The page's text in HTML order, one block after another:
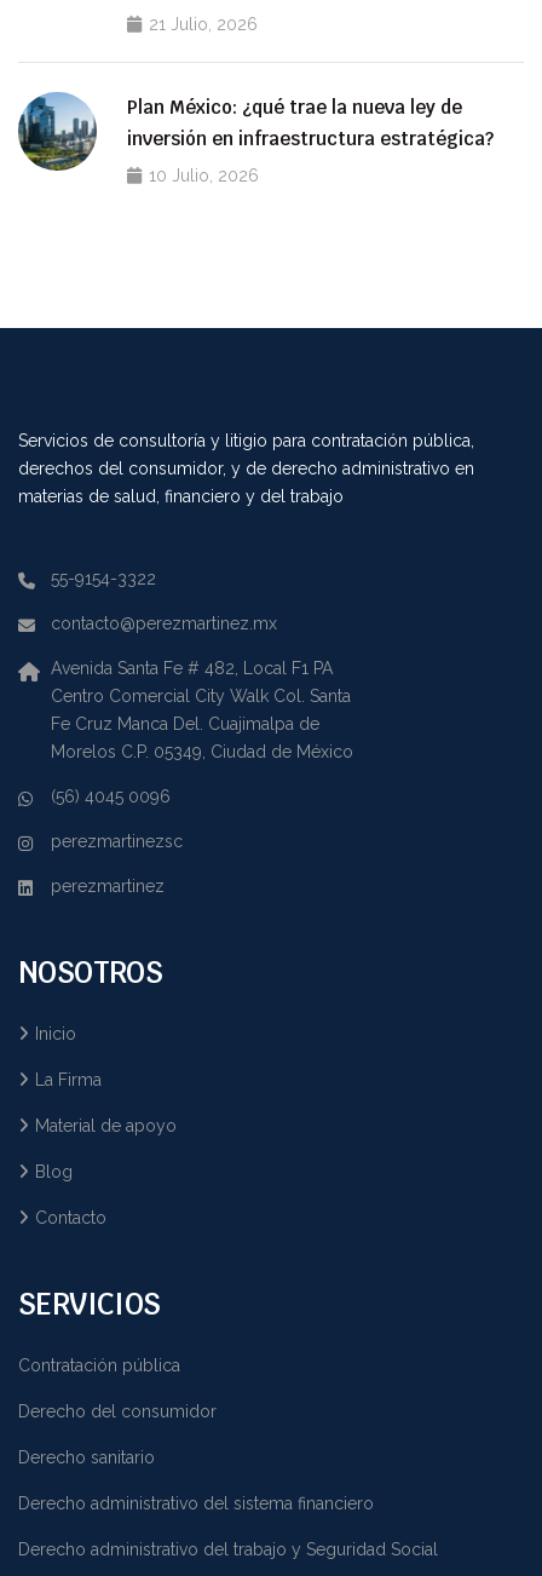
21 Julio, 2026
Plan México: ¿qué trae la nueva ley de
inversión en infraestructura estratégica?
10 Julio, 2026
Servicios de consultoría y litigio para contratación pública,
derechos del consumidor, y de derecho administrativo en
materias de salud, financiero y del trabajo
55-9154-3322
contacto@perezmartinez.mx
Avenida Santa Fe # 482, Local F1 PA
Centro Comercial City Walk Col. Santa
Fe Cruz Manca Del. Cuajimalpa de
Morelos C.P. 05349, Ciudad de México
(56) 4045 0096
perezmartinezsc
perezmartinez
NOSOTROS
Inicio
La Firma
Material de apoyo
Blog
Contacto
SERVICIOS
Contratación pública
Derecho del consumidor
Derecho sanitario
Derecho administrativo del sistema financiero
Derecho administrativo del trabajo y Seguridad Social